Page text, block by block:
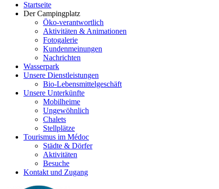
Startseite
Der Campingplatz
Öko-verantwortlich
Aktivitäten & Animationen
Fotogalerie
Kundenmeinungen
Nachrichten
Wasserpark
Unsere Dienstleistungen
Bio-Lebensmittelgeschäft
Unsere Unterkünfte
Mobilheime
Ungewöhnlich
Chalets
Stellplätze
Tourismus im Médoc
Städte & Dörfer
Aktivitäten
Besuche
Kontakt und Zugang